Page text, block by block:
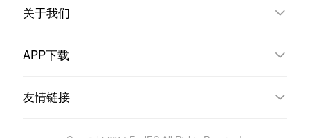
关于我们
APP下载
友情链接